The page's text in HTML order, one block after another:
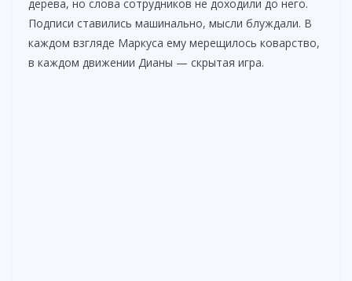
дерева, но слова сотрудников не доходили до него.
Подписи ставились машинально, мысли блуждали. В
каждом взгляде Маркуса ему мерещилось коварство,
в каждом движении Дианы — скрытая игра.